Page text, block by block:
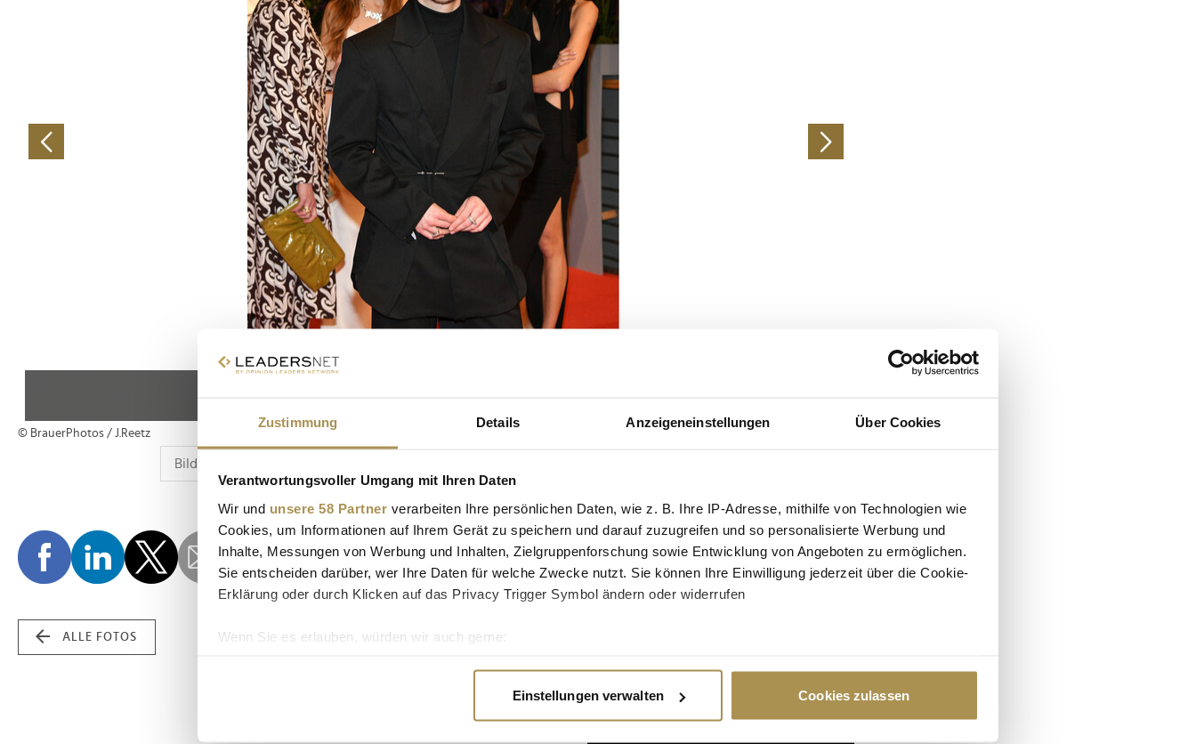
Zustimmung Details Anzeigeneinstellungen Über Cookies
Verantwortungsvoller Umgang mit Ihren Daten
Wir und unsere 58 Partner verarbeiten Ihre persönlichen Daten, wie z. B. Ihre IP-Adresse, mithilfe von Technologien wie
Cookies, um Informationen auf Ihrem Gerät zu speichern und darauf zuzugreifen und so personalisierte Werbung und
Inhalte, Messungen von Werbung und Inhalten, Zielgruppenforschung sowie Entwicklung von Angeboten zu ermöglichen.
Sie entscheiden darüber, wer Ihre Daten für welche Zwecke nutzt. Sie können Ihre Einwilligung jederzeit über die Cookie-
Erklärung oder durch Klicken auf das Privacy Trigger Symbol ändern oder widerrufen
Wenn Sie es erlauben, würden wir auch gerne:
Erfahren Sie mehr darüber, wie Ihre persönlichen Daten verarbeitet werden, und legen Sie Ihre Präferenzen im
Einstellungen verwalten Cookies zulassen
© BrauerPhotos / J.Reetz
ALLE FOTOS
Advertisement